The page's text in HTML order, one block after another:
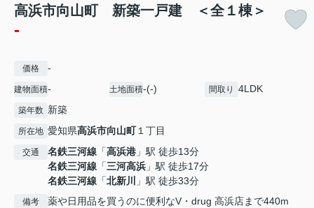
高浜市向山町 新築一戸建 ＜全１棟＞
-
価格 -
建物面積- 土地面積-(-) 間取り 4LDK
築年数 新築
所在地 愛知県高浜市向山町１丁目
交通 名鉄三河線 「高浜港 」駅 徒歩13分
名鉄三河線 「三河高浜 」駅 徒歩17分
名鉄三河線 「北新川 」駅 徒歩33分
備考
薬や日用品を買うのに便利なV・drug 高浜店まで440m